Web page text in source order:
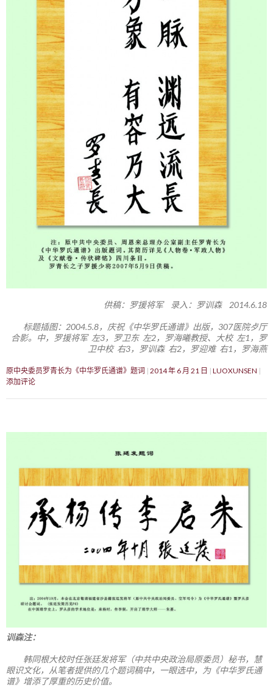
供稿：罗援将军 录入：罗训森 2014.6.18
标题插图：2004.5.8，庆祝《中华罗氏通谱》出版，307医院歺厅
合影。中，罗援将军 左3，罗卫东 左2，罗海曦教授、大校 左1，罗
卫中校 右3，罗训森 右2，罗迎难 右1，罗海燕
原中央委员罗青长为《中华罗氏通谱》题词 2014 年 6 月 21 日
LUOXUNSEN
添加评论
训森注：
韩同根大校时任张廷发将军（中共中央政治局原委员）秘书，慧
眼识文化，从笔者提供的几个题词稿中，一眼选中，为《中华罗氏通
谱》增添了厚重的历史价值。